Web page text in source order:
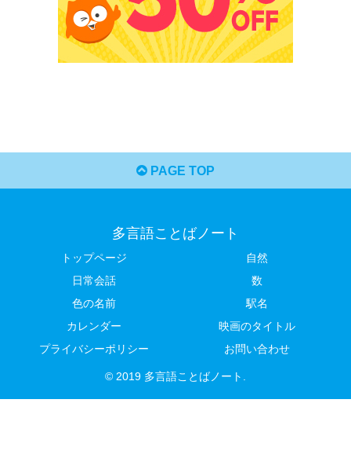
PAGE TOP
多言語ことばノート
トップページ
自然
日常会話
数
色の名前
駅名
カレンダー
映画のタイトル
プライバシーポリシー
お問い合わせ
© 2019 多言語ことばノート.